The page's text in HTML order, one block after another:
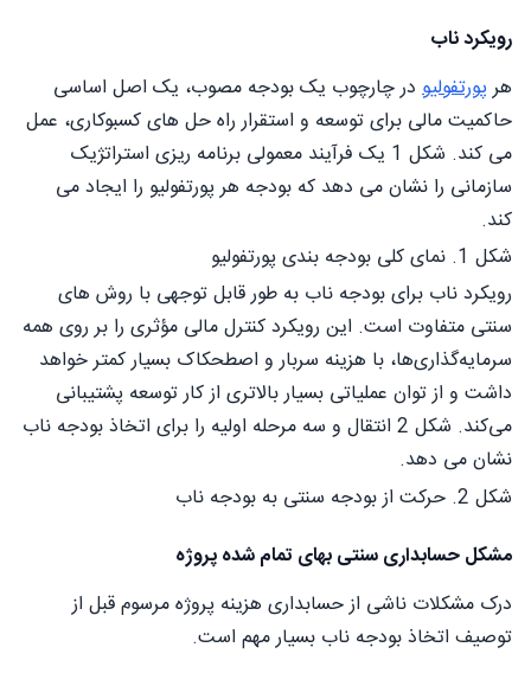
رویکرد ناب
هرپورتفولیو در چارچوب یک بودجه مصوب، یک اصل اساسی
حاکمیت مالی برای توسعه و استقرار راه حل های کسبوکاری، عمل
می کند. شکل 1 یک فرآیند معمولی برنامه ریزی استراتژیک
سازمانی را نشان می دهد که بودجه هر پورتفولیو را ایجاد می
کند.
شکل 1. نمای کلی بودجه بندی پورتفولیو
رویکرد ناب برای بودجه ناب به طور قابل توجهی با روش های
سنتی متفاوت است. این رویکرد کنترل مالی مؤثری را بر روی همه
سرمایه‌گذاری‌ها، با هزینه سربار و اصطحکاک بسیار کمتر خواهد
داشت و از توان عملیاتی بسیار بالاتری از کار توسعه پشتیبانی
می‌کند. شکل 2 انتقال و سه مرحله اولیه را برای اتخاذ بودجه ناب
نشان می دهد.
شکل 2. حرکت از بودجه سنتی به بودجه ناب
مشکل حسابداری سنتی بهای تمام شده پروژه
درک مشکلات ناشی از حسابداری هزینه پروژه مرسوم قبل از
توصیف اتخاذ بودجه ناب بسیار مهم است.